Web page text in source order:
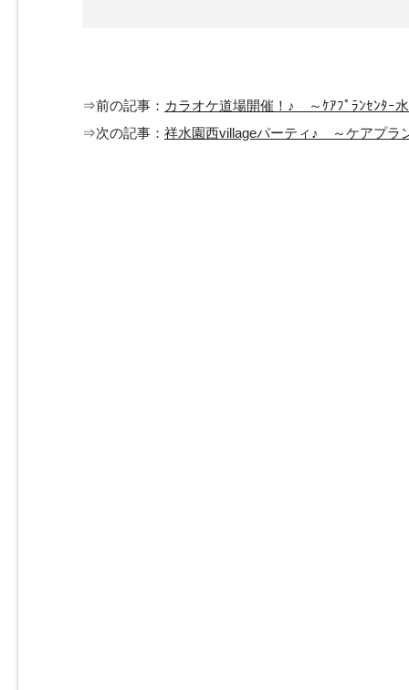
⇒前の記事： カラオケ道場開催！♪ ～ｹｱﾌﾟﾗﾝｾﾝﾀｰ
⇒次の記事： 祥水園西villageパーティ♪ ～ケアプラ